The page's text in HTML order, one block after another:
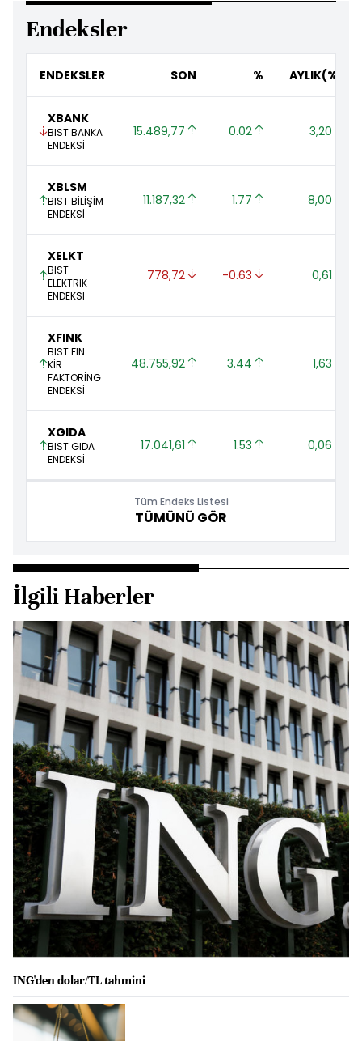
Endeksler
ENDEKSLER SON % AYLIK(%)
XBANK
BIST BANKA
ENDEKSİ
15.489,77 0.02 3,20
XBLSM
BIST BİLİŞİM
ENDEKSİ
11.187,32 1.77 8,00
XELKT
BIST
ELEKTRİK
ENDEKSİ
778,72 -0.63 0,61
XFINK
BIST FIN.
KİR.
FAKTORİNG
ENDEKSİ
48.755,92 3.44 1,63
XGIDA
BIST GIDA
ENDEKSİ
17.041,61 1.53 0,06
Tüm Endeks Listesi
TÜMÜNÜ GÖR
İlgili Haberler
ING'den dolar/TL tahmini